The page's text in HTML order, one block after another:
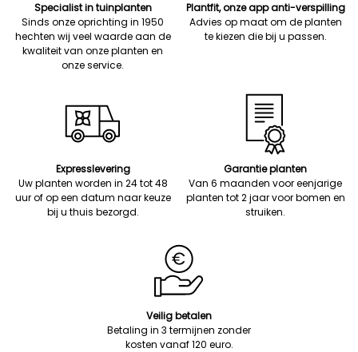
Specialist in tuinplanten
Sinds onze oprichting in 1950
hechten wij veel waarde aan de
kwaliteit van onze planten en
onze service.
Plantfit, onze app anti-verspilling
Advies op maat om de planten
te kiezen die bij u passen.
Expresslevering
Uw planten worden in 24 tot 48
uur of op een datum naar keuze
bij u thuis bezorgd.
Garantie planten
Van 6 maanden voor eenjarige
planten tot 2 jaar voor bomen en
struiken.
Veilig betalen
Betaling in 3 termijnen zonder
kosten vanaf 120 euro.